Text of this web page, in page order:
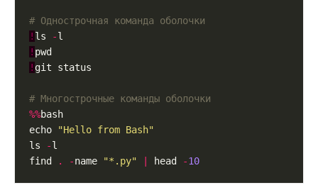
# Однострочная команда оболочки
! ls -
!
!
# Многострочные команды оболочки
%%
echo
"Hello from Bash"
ls
-
find
. -name "*.py" head -10